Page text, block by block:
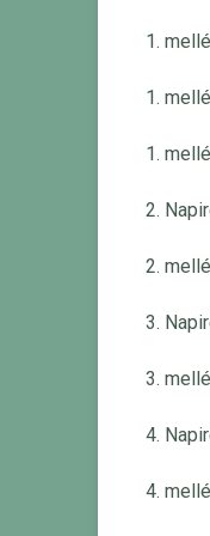
1.
1.
1.
2.
2.
3.
3.
4.
4.